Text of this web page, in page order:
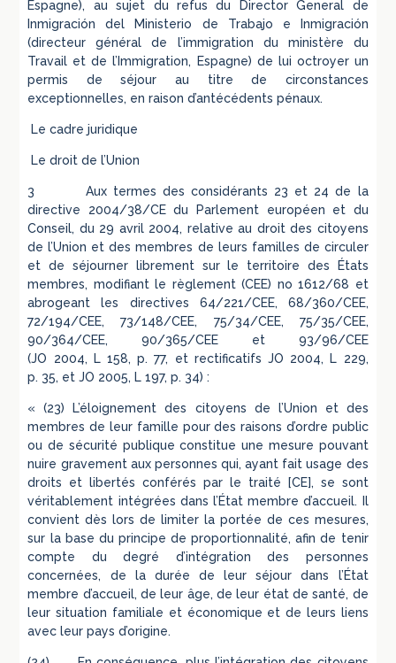
Espagne), au sujet du refus du Director General de
Inmigración del Ministerio de Trabajo e Inmigración
(directeur général de l’immigration du ministère du
Travail et de l’Immigration, Espagne) de lui octroyer un
permis de séjour au titre de circonstances
exceptionnelles, en raison d’antécédents pénaux.
Le cadre juridique
Le droit de l’Union
3 Aux termes des considérants 23 et 24 de la
directive 2004/38/CE du Parlement européen et du
Conseil, du 29 avril 2004, relative au droit des citoyens
de l’Union et des membres de leurs familles de circuler
et de séjourner librement sur le territoire des États
membres, modifiant le règlement (CEE) no 1612/68 et
abrogeant les directives 64/221/CEE, 68/360/CEE,
72/194/CEE, 73/148/CEE, 75/34/CEE, 75/35/CEE,
90/364/CEE, 90/365/CEE et 93/96/CEE
(JO 2004, L 158, p. 77, et rectificatifs JO 2004, L 229,
p. 35, et JO 2005, L 197, p. 34) :
« (23) L’éloignement des citoyens de l’Union et des
membres de leur famille pour des raisons d’ordre public
ou de sécurité publique constitue une mesure pouvant
nuire gravement aux personnes qui, ayant fait usage des
droits et libertés conférés par le traité [CE], se sont
véritablement intégrées dans l’État membre d’accueil. Il
convient dès lors de limiter la portée de ces mesures,
sur la base du principe de proportionnalité, afin de tenir
compte du degré d’intégration des personnes
concernées, de la durée de leur séjour dans l’État
membre d’accueil, de leur âge, de leur état de santé, de
leur situation familiale et économique et de leurs liens
avec leur pays d’origine.